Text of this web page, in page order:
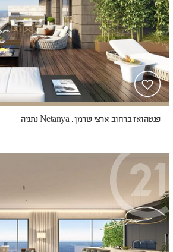
פנטהואז ברחוב ארצי שרמן , Netanya נתניה